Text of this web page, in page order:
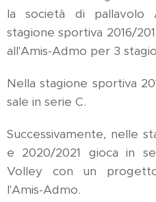
la società di pallavolo
stagione sportiva 2016/
all'Amis-Admo per 3
Nella stagione sportiva
sale in serie C.
Successivamente, nelle
e 2020/2021 gioca in
Volley con un
l'Amis-Admo.